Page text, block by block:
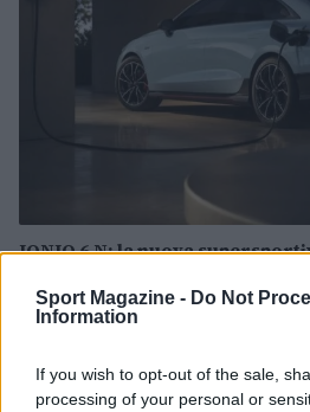
Sport Magazine - Do Not
Information
If you wish to opt-out of the sale,
processing of your personal or
IONIQ 6 N: la nuova
Francesca Lombardi · 6 Ago 2026